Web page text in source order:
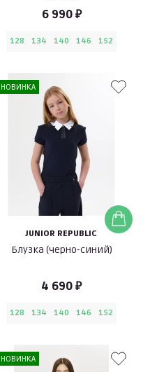
6 990 ₽
128 134 140 146 152
НОВИНКА
JUNIOR REPUBLIC
Блузка (черно-синий)
4 690 ₽
128 134 140 146 152
НОВИНКА